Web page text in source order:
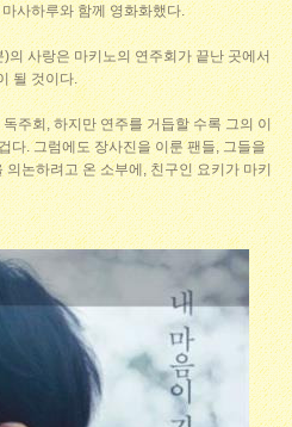
사하루와 함께 영화화했다.
의 사랑은 마키노의 연주회가 끝난 곳에서
될 것이다.
주회, 하지만 연주를 거듭할 수록 그의 이
다. 그럼에도 장사진을 이룬 팬들, 그들을
논하려고 온 소부에, 친구인 요키가 마키